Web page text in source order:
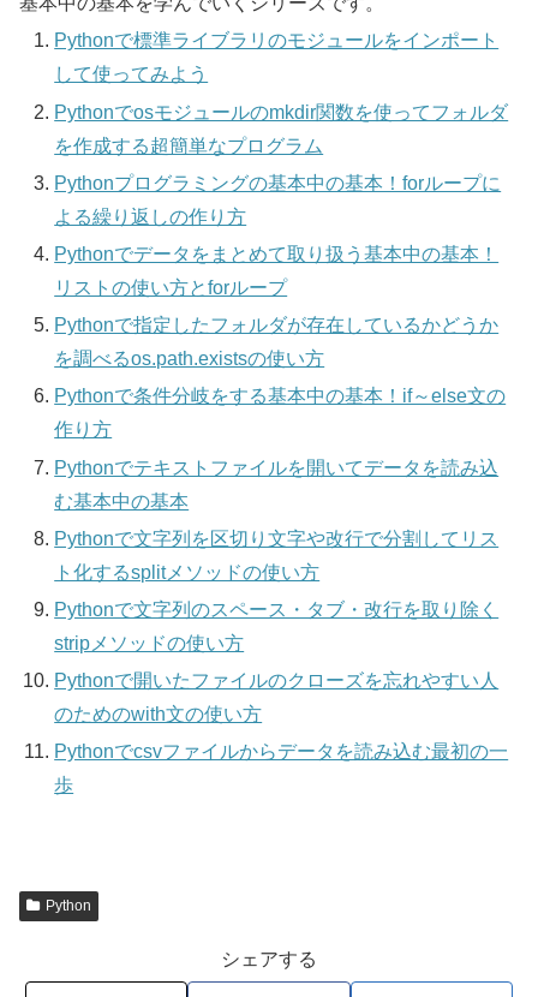
Pythonで標準ライブラリのモジュールをインポート
して使ってみよう
Pythonでosモジュールのmkdir関数を使ってフォルダ
を作成する超簡単なプログラム
Pythonプログラミングの基本中の基本！forループに
よる繰り返しの作り方
Pythonでデータをまとめて取り扱う基本中の基本！
リストの使い方とforループ
Pythonで指定したフォルダが存在しているかどうか
を調べるos.path.existsの使い方
Pythonで条件分岐をする基本中の基本！if～else文の
作り方
Pythonでテキストファイルを開いてデータを読み込
む基本中の基本
Pythonで文字列を区切り文字や改行で分割してリス
ト化するsplitメソッドの使い方
Pythonで文字列のスペース・タブ・改行を取り除く
stripメソッドの使い方
Pythonで開いたファイルのクローズを忘れやすい人
のためのwith文の使い方
Pythonでcsvファイルからデータを読み込む最初の一
歩
Python
シェアする